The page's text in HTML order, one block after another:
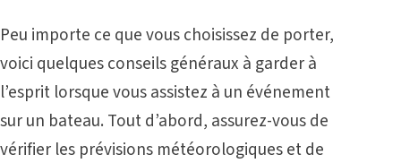
Peu importe ce que vous choisissez de porter,
voici quelques conseils généraux à garder à
l’esprit lorsque vous assistez à un événement
sur un bateau. Tout d’abord, assurez-vous de
vérifier les prévisions météorologiques et de